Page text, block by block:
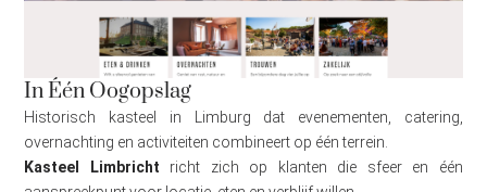
In Één Oogopslag
Historisch kasteel in Limburg dat evenementen, catering,
overnachting en activiteiten combineert op één terrein.
Kasteel Limbricht richt zich op klanten die sfeer en één